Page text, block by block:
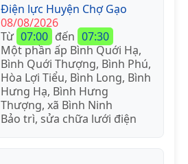
Điện lực Huyện Chợ Gạo
08/08/2026
Từ 07:00 đến 07:30
Một phần ấp Bình Quới Hạ,
Bình Quới Thượng, Bình Phú,
Hòa Lợi Tiểu, Bình Long, Bình
Hưng Hạ, Bình Hưng
Thượng, xã Bình Ninh
Bảo trì, sửa chữa lưới điện